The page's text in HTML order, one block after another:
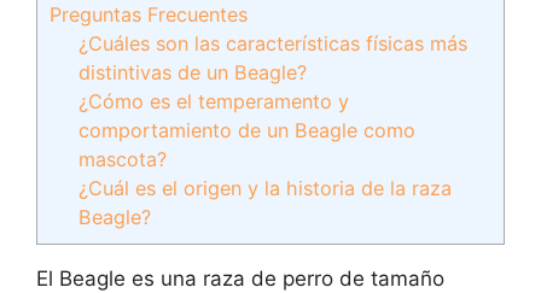
Preguntas Frecuentes
¿Cuáles son las características físicas más
distintivas de un Beagle?
¿Cómo es el temperamento y
comportamiento de un Beagle como
mascota?
¿Cuál es el origen y la historia de la raza
Beagle?
El Beagle es una raza de perro de tamaño